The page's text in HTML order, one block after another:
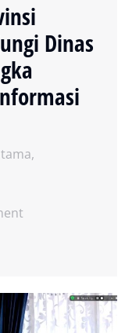
Dinas
,